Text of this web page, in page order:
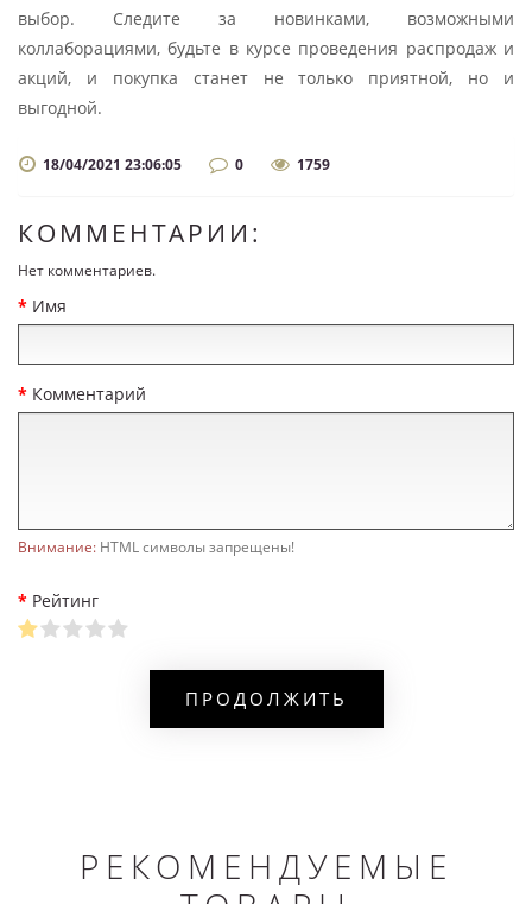
выбор. Следите за новинками, возможными
коллаборациями, будьте в курсе проведения распродаж и
акций, и покупка станет не только приятной, но и
выгодной.
18/04/2021 23:06:05 0 1759
КОММЕНТАРИИ:
Нет комментариев.
Имя
Комментарий
Внимание: HTML символы запрещены!
Рейтинг
ПРОДОЛЖИТЬ
РЕКОМЕНДУЕМЫЕ